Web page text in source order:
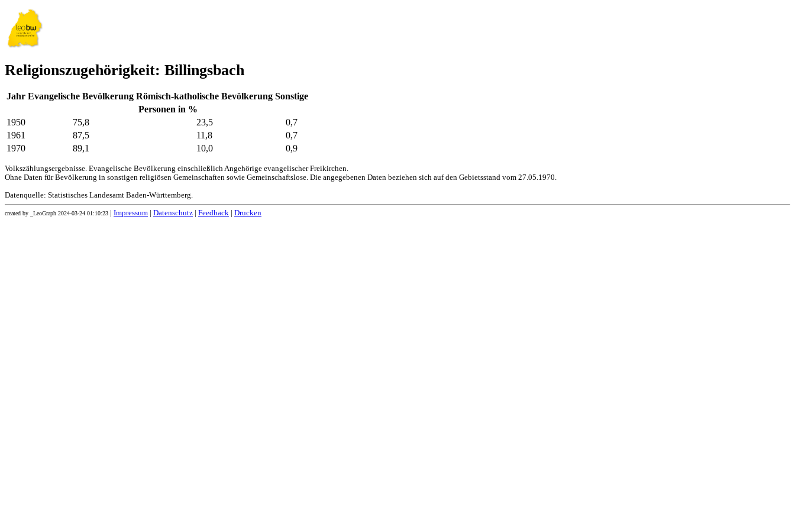
Religionszugehörigkeit: Billingsbach
Jahr Evangelische Bevölkerung Römisch-katholische Bevölkerung Sonstige
Personen in %
1950
75,8 23,5
0,7
1961
87,5 11,8
0,7
1970
89,1 10,0 0,9
Volkszählungsergebnisse. Evangelische Bevölkerung einschließlich Angehörige evangelischer Freikirchen.
Ohne Daten für Bevölkerung in sonstigen religiösen Gemeinschaften sowie Gemeinschaftslose. Die angegebenen Daten beziehen sich auf den Gebietsstand vom 27.05.1970.
Datenquelle: Statistisches Landesamt Baden-Württemberg.
created by _LeoGraph 2024-03-24 01:10:23 Impressum Datenschutz Feedback Drucken